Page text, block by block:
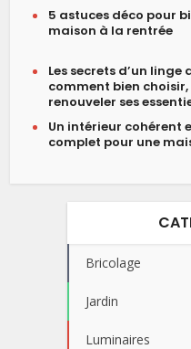
5 astuces déco pour
maison à la rentrée
Les secrets d’un
comment bien
renouveler ses
Un intérieur cohérent
complet pour une
Bricolage
Jardin
Luminaires